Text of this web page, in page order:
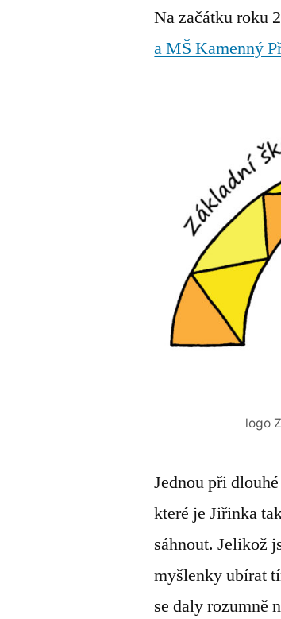
Na začátku roku
a MŠ Kamenný
logo
Jednou při
které je Jiřinka
sáhnout. Jelikož
myšlenky ubírat
se daly rozumně